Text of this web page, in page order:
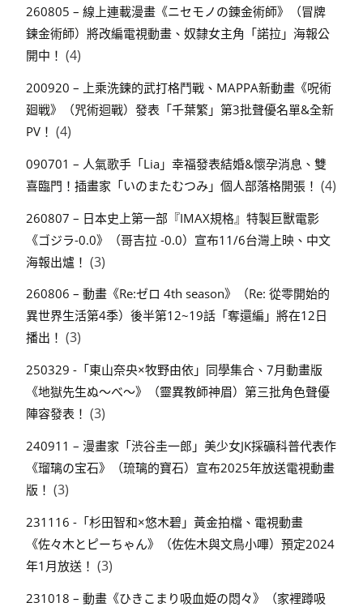
260805 – 線上連載漫畫《ニセモノの錬金術師》（冒牌
鍊金術師）將改編電視動畫、奴隸女主角「諾拉」海報公
開中！ (4)
200920 – 上乘洗鍊的武打格鬥戰、MAPPA新動畫《呪術
廻戦》（咒術迴戰）發表「千葉繁」第3批聲優名單&全新
PV！ (4)
090701 – 人氣歌手「Lia」幸福發表結婚&懷孕消息、雙
喜臨門！插畫家「いのまたむつみ」個人部落格開張！ (4)
260807 – 日本史上第一部『IMAX規格』特製巨獸電影
《ゴジラ-0.0》（哥吉拉 -0.0）宣布11/6台灣上映、中文
海報出爐！ (3)
260806 – 動畫《Re:ゼロ 4th season》（Re: 從零開始的
異世界生活第4季）後半第12~19話「奪還編」將在12日
播出！ (3)
250329 -「東山奈央×牧野由依」同學集合、7月動畫版
《地獄先生ぬ～べ～》（靈異教師神眉）第三批角色聲優
陣容發表！ (3)
240911 – 漫畫家「渋谷圭一郎」美少女JK採礦科普代表作
《瑠璃の宝石》（琉璃的寶石）宣布2025年放送電視動畫
版！ (3)
231116 -「杉田智和×悠木碧」黃金拍檔、電視動畫
《佐々木とピーちゃん》（佐佐木與文鳥小嗶）預定2024
年1月放送！ (3)
231018 – 動畫《ひきこまり吸血姫の悶々》（家裡蹲吸